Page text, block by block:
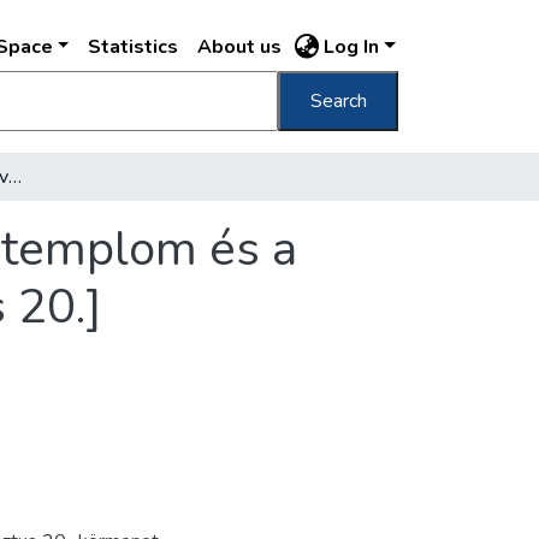
Statistics About us Log In
Search
[Szent Jobb körmenet, felvonulók a Mátyás templom és a Szent István szobor között, 1938. augusztus 20.]
és a
20.]